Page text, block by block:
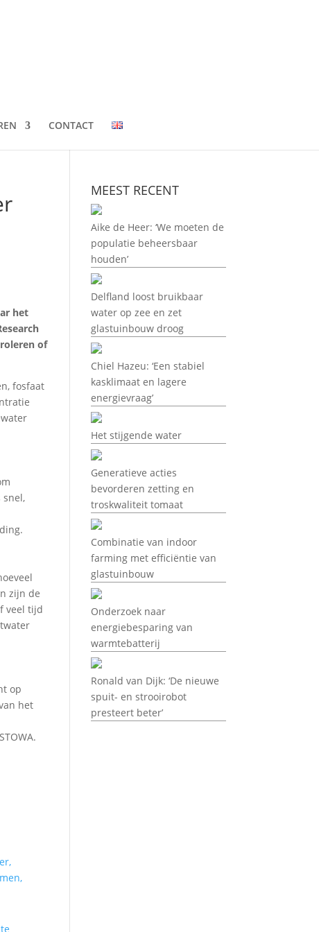
CONTACT
het
of
fosfaat
snel,
zijn de
veel tijd
op
het
MEEST RECENT
Aike de Heer: ‘We moeten de
populatie beheersbaar
houden’
Delfland loost bruikbaar
water op zee en zet
glastuinbouw droog
Chiel Hazeu: ‘Een stabiel
kasklimaat en lagere
energievraag’
Het stijgende water
Generatieve acties
bevorderen zetting en
troskwaliteit tomaat
Combinatie van indoor
farming met efficiëntie van
glastuinbouw
Onderzoek naar
energiebesparing van
warmtebatterij
Ronald van Dijk: ‘De nieuwe
spuit- en strooirobot
presteert beter’